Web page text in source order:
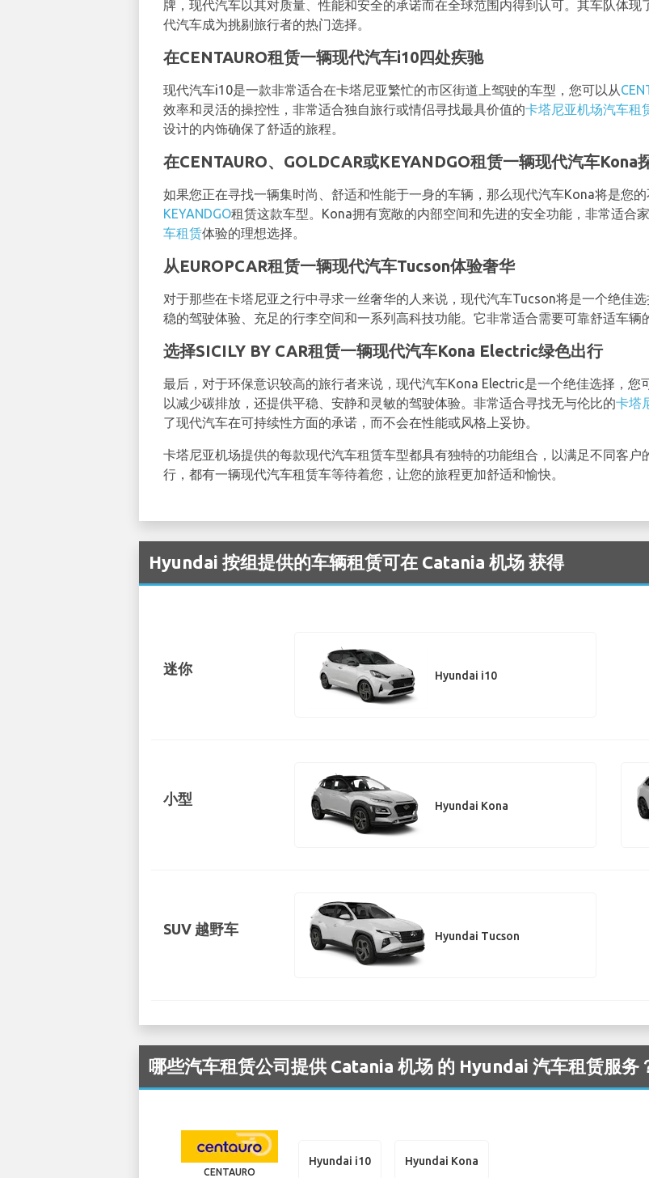
牌，现代汽车以其对质量、性能和安全的承诺而在全球范围内得到认可。其车队体
代汽车成为挑剔旅行者的热门选择。
在CENTAURO租赁一辆现代汽车i10四处疾驰
现代汽车i10是一款非常适合在卡塔尼亚繁忙的市区街道上驾驶的车型，您可以从
效率和灵活的操控性，非常适合独自旅行或情侣寻找最具价值的卡塔尼亚机场汽车租
设计的内饰确保了舒适的旅程。
在CENTAURO、GOLDCAR或KEYANDGO租赁一辆现代汽车Kona
如果您正在寻找一辆集时尚、舒适和性能于一身的车辆，那么现代汽车Kona将是您
KEYANDGO租赁这款车型。Kona拥有宽敞的内部空间和先进的安全功能，非常适合
车租赁体验的理想选择。
从EUROPCAR租赁一辆现代汽车Tucson体验奢华
对于那些在卡塔尼亚之行中寻求一丝奢华的人来说，现代汽车Tucson将是一个绝佳
稳的驾驶体验、充足的行李空间和一系列高科技功能。它非常适合需要可靠舒适车辆
选择SICILY BY CAR租赁一辆现代汽车Kona Electric绿色出行
最后，对于环保意识较高的旅行者来说，现代汽车Kona Electric是一个绝佳选择，您
以减少碳排放，还提供平稳、安静和灵敏的驾驶体验。非常适合寻找无与伦比的卡塔
了现代汽车在可持续性方面的承诺，而不会在性能或风格上妥协。
卡塔尼亚机场提供的每款现代汽车租赁车型都具有独特的功能组合，以满足不同客
行，都有一辆现代汽车租赁车等待着您，让您的旅程更加舒适和愉快。
Hyundai 按组提供的车辆租赁可在 Catania 机场 获得
迷你 Hyundai i10
小型 Hyundai Kona
SUV 越野车 Hyundai Tucson
哪些汽车租赁公司提供 Catania 机场 的 Hyundai 汽车租赁服务
CENTAURO
Hyundai i10 Hyundai Kona